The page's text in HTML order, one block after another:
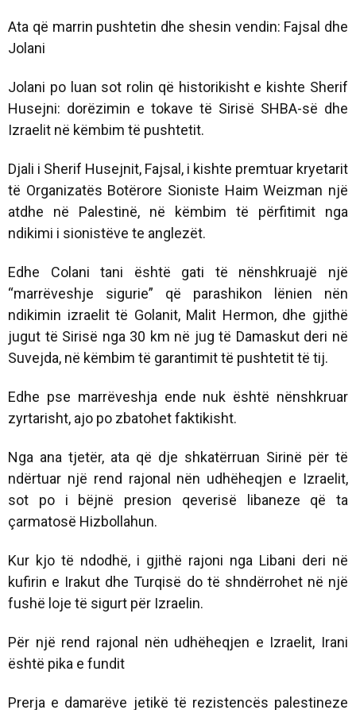
Ata që marrin pushtetin dhe shesin vendin: Fajsal dhe
Jolani
Jolani po luan sot rolin që historikisht e kishte Sherif
Husejni: dorëzimin e tokave të Sirisë SHBA-së dhe
Izraelit në këmbim të pushtetit.
Djali i Sherif Husejnit, Fajsal, i kishte premtuar kryetarit
të Organizatës Botërore Sioniste Haim Weizman një
atdhe në Palestinë, në këmbim të përfitimit nga
ndikimi i sionistëve te anglezët.
Edhe Colani tani është gati të nënshkruajë një
“marrëveshje sigurie” që parashikon lënien nën
ndikimin izraelit të Golanit, Malit Hermon, dhe gjithë
jugut të Sirisë nga 30 km në jug të Damaskut deri në
Suvejda, në këmbim të garantimit të pushtetit të tij.
Edhe pse marrëveshja ende nuk është nënshkruar
zyrtarisht, ajo po zbatohet faktikisht.
Nga ana tjetër, ata që dje shkatërruan Sirinë për të
ndërtuar një rend rajonal nën udhëheqjen e Izraelit,
sot po i bëjnë presion qeverisë libaneze që ta
çarmatosë Hizbollahun.
Kur kjo të ndodhë, i gjithë rajoni nga Libani deri në
kufirin e Irakut dhe Turqisë do të shndërrohet në një
fushë loje të sigurt për Izraelin.
Për një rend rajonal nën udhëheqjen e Izraelit, Irani
është pika e fundit
Prerja e damarëve jetikë të rezistencës palestineze